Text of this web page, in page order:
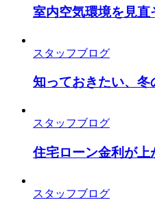
室内空気環境を見
スタッフブログ
知っておきたい、冬
スタッフブログ
住宅ローン金利が上
スタッフブログ